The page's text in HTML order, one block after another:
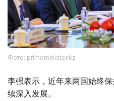
Фото: primeminister.kz
李强表示，近年来两国始终
续深入发展。